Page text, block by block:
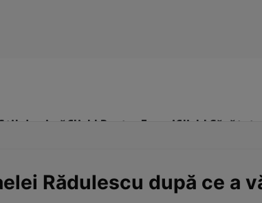
de viațăClick! Pentru FemeiClick! Sănătate
Rădulescu după ce a